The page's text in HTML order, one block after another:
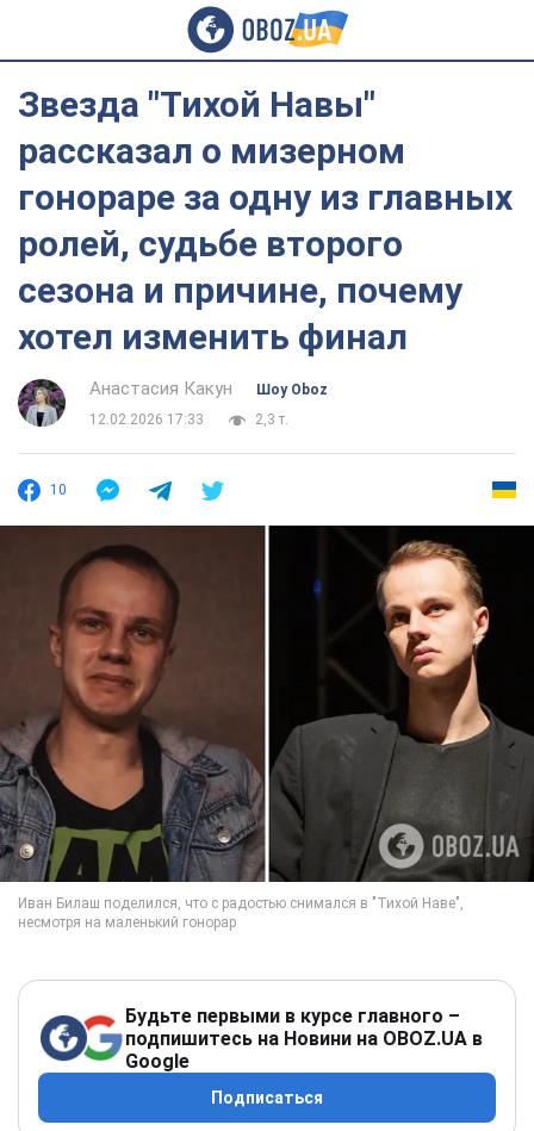
Звезда "Тихой Навы"
рассказал о мизерном
гонораре за одну из главных
ролей, судьбе второго
сезона и причине, почему
хотел изменить финал
Анастасия Какун
Шоу Oboz
12.02.2026 17:33
2,3 т.
10
Будьте первыми в курсе главного –
подпишитесь на Новини на OBOZ.UA в
Google
Подписаться